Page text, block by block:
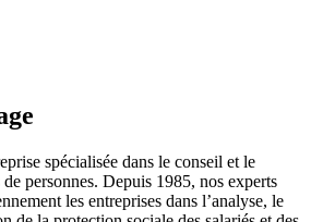
spécialisée dans le conseil et le
de personnes. Depuis 1985, nos experts
les entreprises dans l’analyse, le